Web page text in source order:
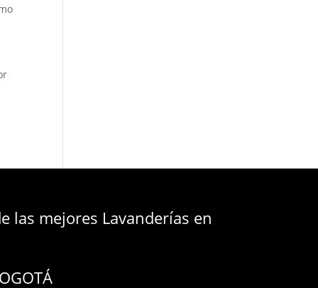
las mejores Lavanderías en